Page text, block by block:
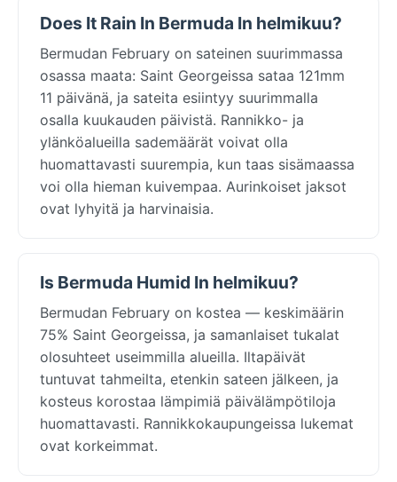
Does It Rain In Bermuda In helmikuu?
Bermudan February on sateinen suurimmassa
osassa maata: Saint Georgeissa sataa 121mm
11 päivänä, ja sateita esiintyy suurimmalla
osalla kuukauden päivistä. Rannikko- ja
ylänköalueilla sademäärät voivat olla
huomattavasti suurempia, kun taas sisämaassa
voi olla hieman kuivempaa. Aurinkoiset jaksot
ovat lyhyitä ja harvinaisia.
Is Bermuda Humid In helmikuu?
Bermudan February on kostea — keskimäärin
75% Saint Georgeissa, ja samanlaiset tukalat
olosuhteet useimmilla alueilla. Iltapäivät
tuntuvat tahmeilta, etenkin sateen jälkeen, ja
kosteus korostaa lämpimiä päivälämpötiloja
huomattavasti. Rannikkokaupungeissa lukemat
ovat korkeimmat.